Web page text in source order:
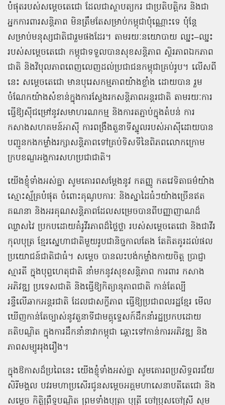
បំផុតរបស់សម្តេចតេជោ ដែលជាស្ថាបត្យករ ជាប្រតិបត្តិករ និងជា
អ្នកការពារសន្តិភាព មិនត្រឹមតែសម្រាប់កម្ពុជាប៉ុណ្ណោះទេ ប៉ុន្តែ
សម្រាប់មនុស្សជាតិជារួមផងដែរ។ តាមរយៈនយោបាយ ឈ្នះ–ឈ្នះ
របស់សម្តេចតេជោ កម្ពុជាទទួលបានសុខសន្តិភាព ស្ថិរភាពឯកភាព
ជាតិ និងវិបុលភាពពេញលេញដល់ប្រជាជនកម្ពុជាគ្រប់រូប។ លើសពី
នេះ សម្តេចតេជោ មានបុរេសកម្មភាពយ៉ាងខ្លាំង ដោយបាន រួម
ចំណែកយ៉ាងសំខាន់ក្នុងការស្វែងរកសន្តិភាពអន្តរជាតិ តាមរយៈការ
ធ្វើឱ្យស៊ីជម្រៅនូវសមាហរណកម្ម និងការតភ្ជាប់ក្នុងតំបន់ ការ
កសាងសហគមន៍អាស៊ី ការពង្រឹងតួនាទីស្នូលរបស់អាស៊ីដោយបាន
បញ្ជូនកងកម្លាំងរក្សាសន្តិភាពទៅគ្រប់ទិសទីនៃពិភពលោកក្រោម
ក្របខណ្ឌអង្គការសហប្រជាជាតិ។
យើងខ្ញុំទាំងអស់គ្នា សូមគោរពសម្តែងនូវ កតញ្ញូ កតវេទិតាធម៌យ៉ាង
ស្មោះស្ម័គ្របំផុត ចំពោះគុណូបការៈ និងស្នាដៃធំៗយ៉ាងច្រើនឥត
គណនា និងអរគុណសន្តិភាពដែលសម្រេចបានពីបញ្ញាញាណដ៏
ឈ្លាសវៃ ប្រកបដោយគំរូវីរភាពដ៏ថ្លៃថ្លា របស់សម្ដេចតេជោ និងជាវីរ
កុលបុត្រ ខ្មែរស្នេហាជាតិមួយរូបជានិច្ចកាលតែង តែគិតគូរដល់ផល
ប្រយោជន៍ជាតិជាធំ។ សម្តេច បានលះបង់កម្លាំងកាយចិត្ត ប្រាជ្ញា
ស្មារតី ក្នុងបុព្វហេតុជាតិ នាំមកនូវសុខសន្តិភាព ការពារ កសាង
អភិវឌ្ឍ ប្រទេសជាតិ និងធ្វើឱ្យកិត្យានុភាពជាតិ កាន់តែល្បី
រន្ទឺលើឆាកអន្តរជាតិ ដែលជាសក្ខីភាព ធ្វើឱ្យប្រជាពលរដ្ឋខ្មែរ មើល
ឃើញកាន់តែច្បាស់នូវតួនាទីជាមគ្គុទ្ទេសក៍ដឹកនាំរដ្ឋប្រកបដោយ
គតិបណ្ឌិត ក្នុងការដឹកនាំនាវាកម្ពុជា ឆ្ពោះទៅកាន់ការអភិវឌ្ឍ និង
ភាពសម្បូររុងរឿង។
ក្នុងឱកាសដ៏ប្រពៃនេះ យើងខ្ញុំទាំងអស់គ្នា សូមគោរពប្រសិទ្ធពរជ័យ
សិរីមង្គល បវរមហាប្រសើរជូនសម្តេចអគ្គមហាសេនាបតីតេជោ និង
សម្តេច កិត្តិព្រឹទ្ធបណ្ឌិត ព្រមទាំងបុត្រា បុត្រី ចៅប្រុសចៅស្រី សូម